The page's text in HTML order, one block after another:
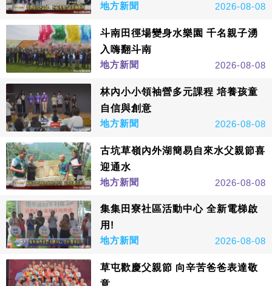
地方新聞
2026-08-08
斗南田徑場變身水樂園 千名親子湧
入嗨翻斗南
地方新聞
2026-08-08
林內小小領袖營多元課程 培養孩童
自信與創意
地方新聞
2026-08-08
古坑草嶺內外湖簡易自來水父親節喜
迎通水
地方新聞
2026-08-08
集集田寮社區活動中心 全新電梯啟
用!
地方新聞
2026-08-08
草屯歡慶父親節 向辛苦爸爸表達敬
意